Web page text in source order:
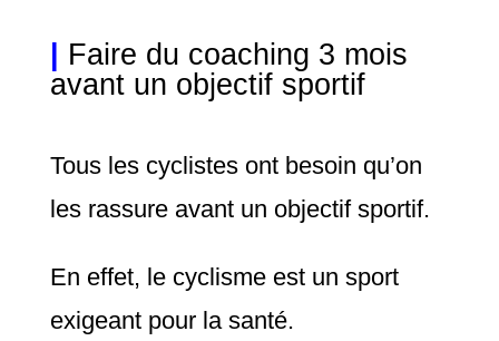
Faire du coaching 3 mois
avant un objectif sportif
Tous les cyclistes ont besoin qu’on
les rassure avant un objectif sportif.
En effet, le cyclisme est un sport
exigeant pour la santé.